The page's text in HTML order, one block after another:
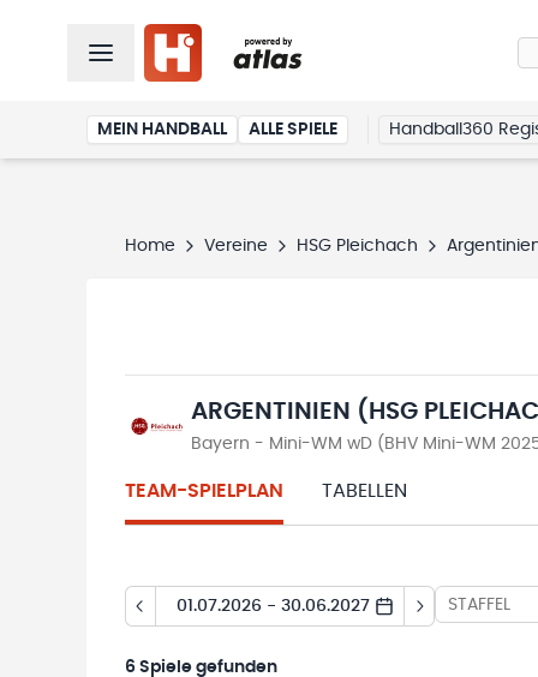
MEIN HANDBALL ALLE SPIELE Handball360
Home Vereine HSG Pleichach
ARGENTINIEN (HSG
Bayern - Mini-WM wD (BHV Mini-WM
TEAM-SPIELPLAN TABELLEN
01.07.2026 - 30.06.2027 STAFFEL
6 Spiele gefunden